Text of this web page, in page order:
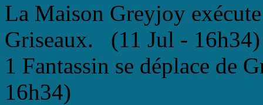
La Maison Greyjoy
Griseaux. (11 Jul - 16h34)
1 Fantassin se déplace de
16h34)